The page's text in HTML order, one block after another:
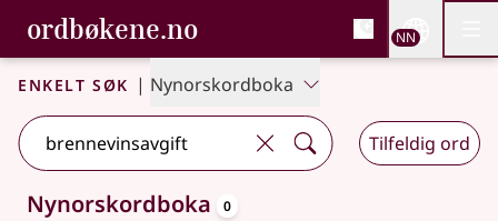
Gå til hovudinnhald
Tilgjenge
ordbøkene.no, Bokmålsordboka og
Bokmålsordboka og Nynorskordboka
NN
Enkelt søk | Nynorskordboka
Tilfeldig ord
Søkjeforslag tilgjengelege
Nynorskordboka 0